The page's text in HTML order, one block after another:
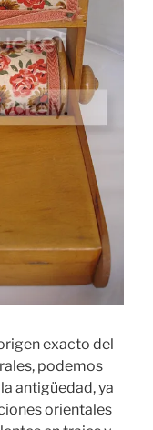
exacto del
podemos
antigüedad, ya
orientales